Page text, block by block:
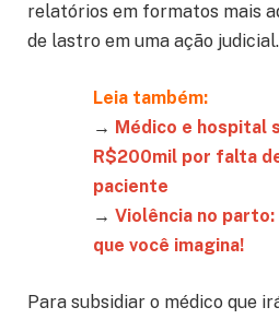
relatórios em formatos mais
de lastro em uma ação judicial.
Leia também:
→ Médico e hospital
R$200mil por falta
paciente
→ Violência no parto:
que você imagina!
Para subsidiar o médico que